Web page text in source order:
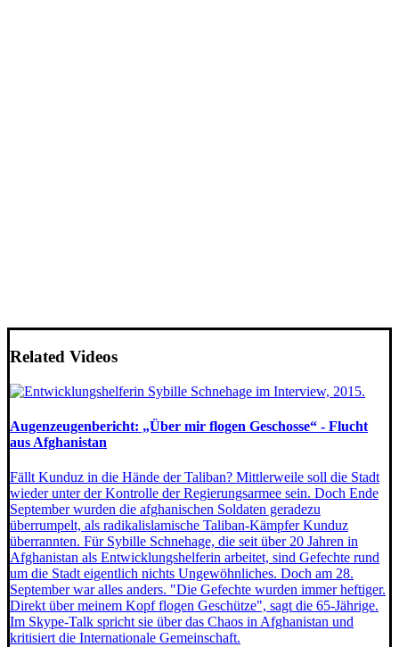
Related Videos
Augenzeugenbericht: „Über mir flogen Geschosse“ - Flucht
aus Afghanistan
Fällt Kunduz in die Hände der Taliban? Mittlerweile soll die Stadt
wieder unter der Kontrolle der Regierungsarmee sein. Doch Ende
September wurden die afghanischen Soldaten geradezu
überrumpelt, als radikalislamische Taliban-Kämpfer Kunduz
überrannten. Für Sybille Schnehage, die seit über 20 Jahren in
Afghanistan als Entwicklungshelferin arbeitet, sind Gefechte rund
um die Stadt eigentlich nichts Ungewöhnliches. Doch am 28.
September war alles anders. "Die Gefechte wurden immer heftiger.
Direkt über meinem Kopf flogen Geschütze", sagt die 65-Jährige.
Im Skype-Talk spricht sie über das Chaos in Afghanistan und
kritisiert die Internationale Gemeinschaft.